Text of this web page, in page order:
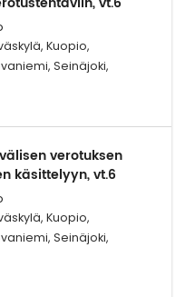
Kuopio,
Seinäjoki,
verotuksen
käsittelyyn, vt.6
Kuopio,
Seinäjoki,